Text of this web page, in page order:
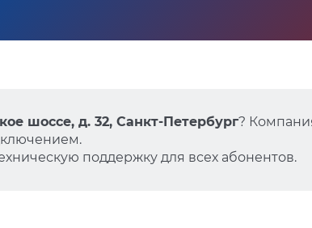
шоссе, д. 32, Санкт-Петербург?
поддержку для всех абонентов.